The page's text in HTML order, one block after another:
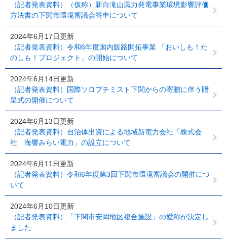
（記者発表資料）（仮称）新白滝山風力発電事業環境影響評価
方法書の下関市環境審議会答申について
2024年6月17日更新
（記者発表資料）令和6年度国内販路開拓事業 「おいしも！た
のしも！プロジェクト」の開始について
2024年6月14日更新
（記者発表資料）国際ソロプチミスト下関からの寄贈に伴う贈
呈式の開催について
2024年6月13日更新
（記者発表資料）自治体出資による地域新電力会社「株式会
社 海響みらい電力」の設立について
2024年6月11日更新
（記者発表資料）令和6年度第3回下関市環境審議会の開催につ
いて
2024年6月10日更新
（記者発表資料）「下関市安岡地区複合施設」の愛称が決定し
ました